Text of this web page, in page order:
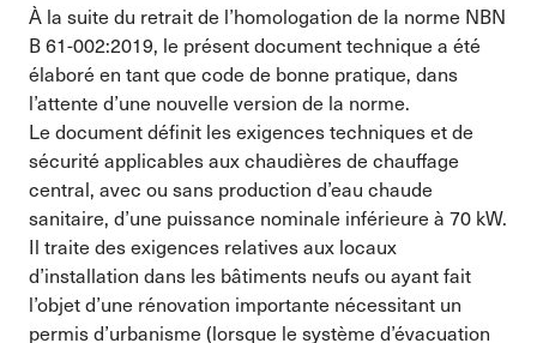
À la suite du retrait de l’homologation de la norme NBN
B 61-002:2019, le présent document technique a été
élaboré en tant que code de bonne pratique, dans
l’attente d’une nouvelle version de la norme.
Le document définit les exigences techniques et de
sécurité applicables aux chaudières de chauffage
central, avec ou sans production d’eau chaude
sanitaire, d’une puissance nominale inférieure à 70 kW.
Il traite des exigences relatives aux locaux
d’installation dans les bâtiments neufs ou ayant fait
l’objet d’une rénovation importante nécessitant un
permis d’urbanisme (lorsque le système d’évacuation